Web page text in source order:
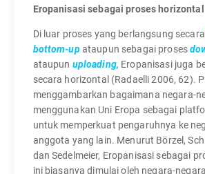
Eropanisasi sebagai proses horizontal
Di luar proses yang berlangsung secara
bottom-upataupun sebagai proses
ataupun uploading, Eropanisasi juga
secara horizontal (Radaelli 2006, 62).
menggambarkan bagaimana negara-
menggunakan Uni Eropa sebagai
untuk memperkuat pengaruhnya ke
anggota yang lain. Menurut Börzel,
dan Sedelmeier, Eropanisasi sebagai
ini biasanya dimulai oleh negara-